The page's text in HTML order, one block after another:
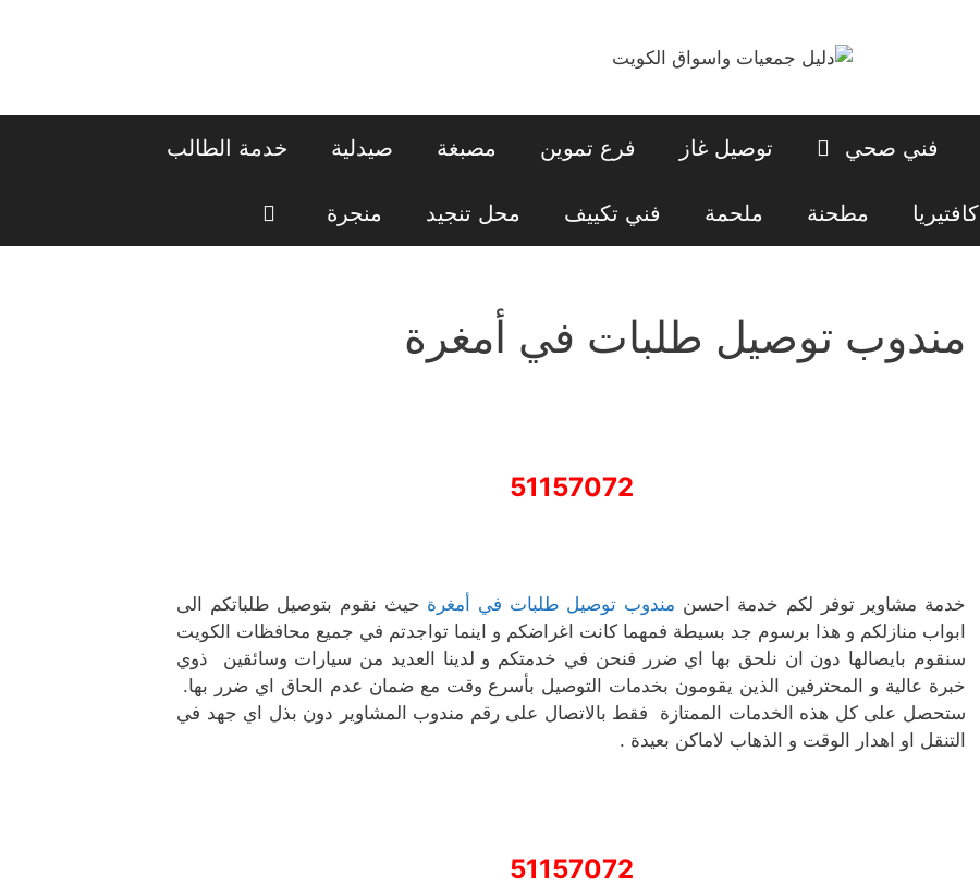
فني صحي توصيل غاز فرع تموين مصبغة صيدلية خدمة الطالب
كافتيريا مطحنة ملحمة فني تكييف محل تنجيد منجرة
مندوب توصيل طلبات في أمغرة
51157072
خدمة مشاوير توفر لكم خدمة احسن مندوب توصيل طلبات في أمغرة حيث نقوم بتوصيل طلباتكم الى
ابواب منازلكم و هذا برسوم جد بسيطة فمهما كانت اغراضكم و اينما تواجدتم في جميع محافظات الكويت
سنقوم بايصالها دون ان نلحق بها اي ضرر فنحن في خدمتكم و لدينا العديد من سيارات وسائقين ذوي
خبرة عالية و المحترفين الذين يقومون بخدمات التوصيل بأسرع وقت مع ضمان عدم الحاق اي ضرر بها.
ستحصل على كل هذه الخدمات الممتازة فقط بالاتصال على رقم مندوب المشاوير دون بذل اي جهد في
التنقل او اهدار الوقت و الذهاب لاماكن بعيدة .
51157072